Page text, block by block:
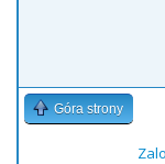
Góra strony